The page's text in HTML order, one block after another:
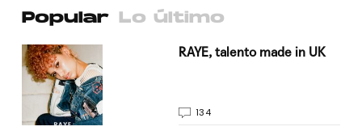
Popular Lo último
RAYE, talento made in UK
134